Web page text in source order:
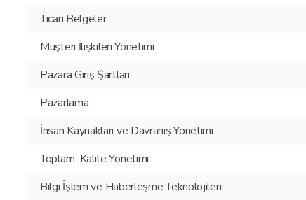
Ticari Belgeler
Müşteri İlişkileri Yönetimi
Pazara Giriş Şartları
Pazarlama
İnsan Kaynakları ve Davranış Yönetimi
Toplam Kalite Yönetimi
Bilgi İşlem ve Haberleşme Teknolojileri